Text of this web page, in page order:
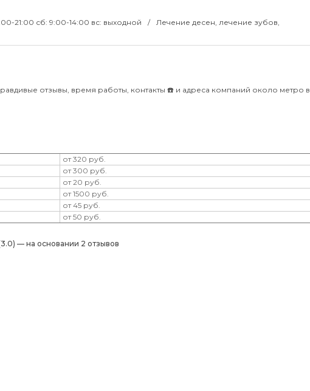
21:00 сб: 9:00-14:00 вс: выходной
Лечение десен, лечение зубов,
отзывы, время работы, контакты ☎️ и адреса компаний около метро
от 320 руб.
от 300 руб.
от 20 руб.
от 1500 руб.
от 45 руб.
от 50 руб.
— на основании 2 отзывов